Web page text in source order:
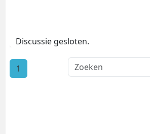
Discussie gesloten.
1